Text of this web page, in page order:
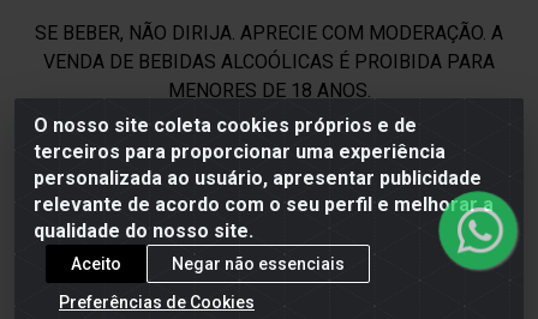
O nosso site coleta cookies próprios e de
terceiros para proporcionar uma experiência
personalizada ao usuário, apresentar publicidade
relevante de acordo com o seu perfil e melhorar a
qualidade do nosso site.
Aceito
Negar não essenciais
Preferências de Cookies
SE BEBER, NÃO DIRIJA. APRECIE COM MODERAÇÃO. A
VENDA DE BEBIDAS ALCOÓLICAS É PROIBIDA PARA
MENORES DE 18 ANOS.
Dia Wine - Rodovia BR 232 KM 22,5 - Moreno/PE - CEP 54800-
000 - CNPJ 69.944.973/0001-85